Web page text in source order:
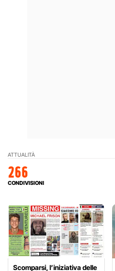
ATTUALITÀ
266
CONDIVISIONI
Scomparsi, l’iniziativa delle